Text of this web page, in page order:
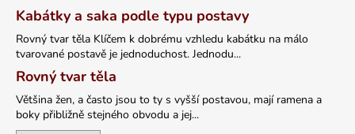
Kabátky a saka podle typu postavy
Rovný tvar těla Klíčem k dobrému vzhledu kabátku na málo
tvarované postavě je jednoduchost. Jednodu...
Rovný tvar těla
Většina žen, a často jsou to ty s vyšší postavou, mají ramena a
boky přibližně stejného obvodu a jej...